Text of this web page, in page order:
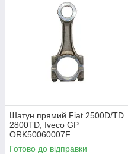
Шатун прямий Fiat 2500D/TD
2800TD, Iveco GP
ORK50060007F
Готово до відправки